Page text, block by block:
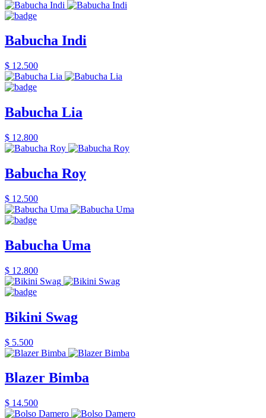
Babucha Indi
$ 12.500
Babucha Lia
$ 12.800
Babucha Roy
$ 12.500
Babucha Uma
$ 12.800
Bikini Swag
$ 5.500
Blazer Bimba
$ 14.500